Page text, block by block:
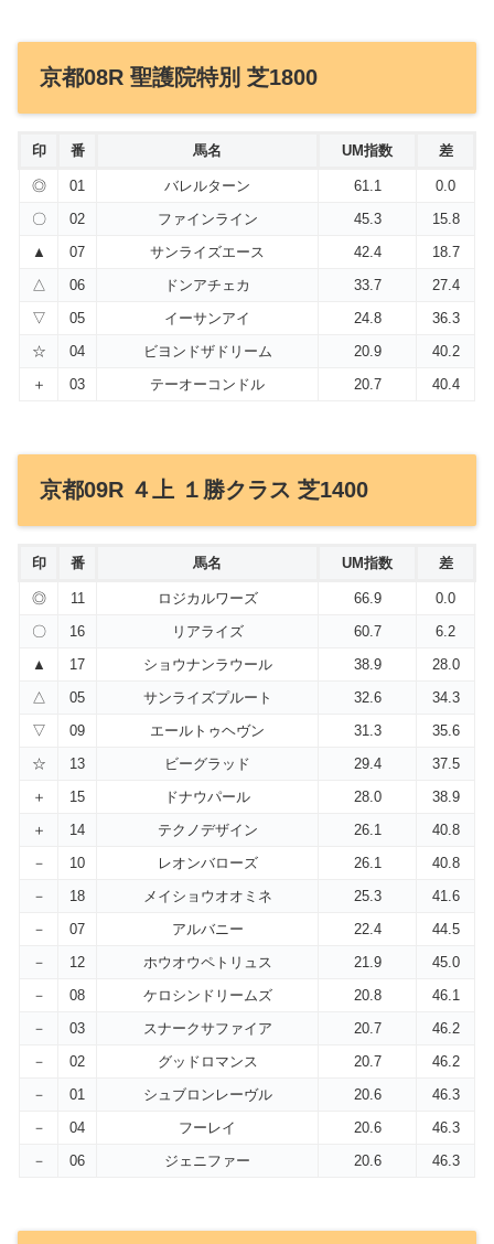
京都08R 聖護院特別 芝1800
印 番 馬名 UM指数 差
◎ 01 バレルターン 61.1
0.0
〇
02 ファインライン 45.3
15.8
▲
07 サンライズエース 42.4
18.7
△
06 ドンアチェカ 33.7
27.4
▽
05 イーサンアイ 24.8
36.3
☆
04 ビヨンドザドリーム 20.9
40.2
＋
03 テーオーコンドル 20.7 40.4
京都09R ４上 １勝クラス 芝1400
印 番 馬名 UM指数 差
◎ 11 ロジカルワーズ 66.9
0.0
〇
16 リアライズ 60.7
6.2
▲
17 ショウナンラウール 38.9
28.0
△
05 サンライズプルート 32.6
34.3
▽
09 エールトゥヘヴン 31.3
35.6
☆
13 ビーグラッド 29.4
37.5
＋
15 ドナウパール 28.0
38.9
＋
14 テクノデザイン 26.1
40.8
－
10 レオンバローズ 26.1
40.8
－
18 メイショウオオミネ 25.3
41.6
－
07 アルバニー 22.4
44.5
－
12 ホウオウペトリュス 21.9
45.0
－
08 ケロシンドリームズ 20.8
46.1
－
03 スナークサファイア 20.7
46.2
－
02 グッドロマンス 20.7
46.2
－
01 シュブロンレーヴル 20.6
46.3
－
04 フーレイ 20.6
46.3
－
06 ジェニファー 20.6 46.3